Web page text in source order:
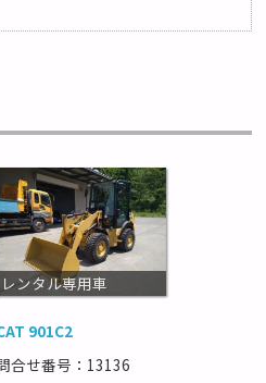
レンタル専用車
901C2
合せ番号：13136